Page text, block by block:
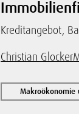
Kreditangebot,
Christian Glocker
Makroökonomie